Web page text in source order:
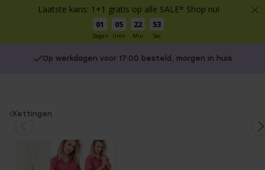
Laatste kans: 1+1 gratis op alle SALE* Shop nu!
01
Dagen
05
Uren
22
Min
53
Sec
Op werkdagen voor 17:00 besteld, morgen in huis
You
Kettingen